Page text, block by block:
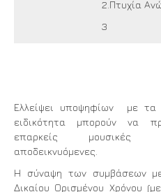
2.Πτυχία
3
Ελλείψει υποψηφίων με τα
ειδικότητα μπορούν να
επαρκείς μουσικές
αποδεικνυόμενες.
Η σύναψη των συμβάσεων με
Δικαίου Ορισμένου Χρόνου